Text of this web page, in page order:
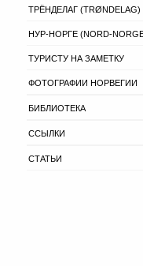
ТРЁНДЕЛАГ (TRØNDELAG)
НУР-НОРГЕ (NORD-
ТУРИСТУ НА ЗАМЕТКУ
ФОТОГРАФИИ НОРВЕГИИ
БИБЛИОТЕКА
ССЫЛКИ
СТАТЬИ